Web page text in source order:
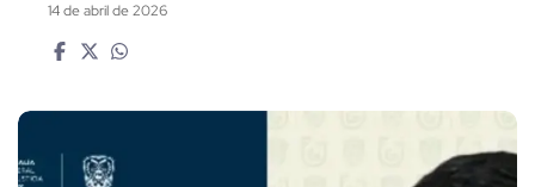
14 de abril de 2026